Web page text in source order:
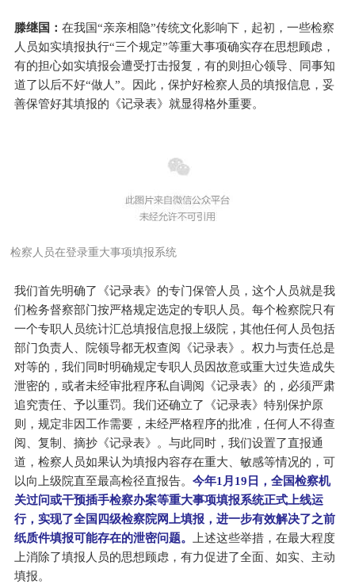
滕继国：在我国“亲亲相隐”传统文化影响下，起初，一些检察
人员如实填报执行“三个规定”等重大事项确实存在思想顾虑，
有的担心如实填报会遭受打击报复，有的则担心领导、同事知
道了以后不好“做人”。因此，保护好检察人员的填报信息，妥
善保管好其填报的《记录表》就显得格外重要。
检察人员在登录重大事项填报系统
我们首先明确了《记录表》的专门保管人员，这个人员就是我
们检务督察部门按严格规定选定的专职人员。每个检察院只有
一个专职人员统计汇总填报信息报上级院，其他任何人员包括
部门负责人、院领导都无权查阅《记录表》。权力与责任总是
对等的，我们同时明确规定专职人员因故意或重大过失造成失
泄密的，或者未经审批程序私自调阅《记录表》的，必须严肃
追究责任、予以重罚。我们还确立了《记录表》特别保护原
则，规定非因工作需要，未经严格程序的批准，任何人不得查
阅、复制、摘抄《记录表》。与此同时，我们设置了直报通
道，检察人员如果认为填报内容存在重大、敏感等情况的，可
以向上级院直至最高检径直报告。今年1月19日，全国检察机
关过问或干预插手检察办案等重大事项填报系统正式上线运
行，实现了全国四级检察院网上填报，进一步有效解决了之前
纸质件填报可能存在的泄密问题。
上述这些举措，在最大程度
上消除了填报人员的思想顾虑，有力促进了全面、如实、主动
填报。